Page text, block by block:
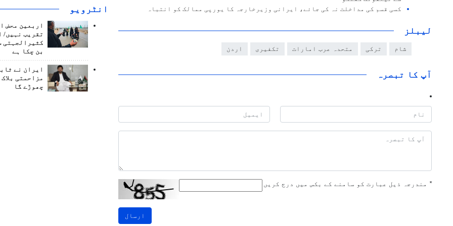
کسی قسم کی مداخلت نہ کی جائے، ایرانی وزیرخارجہ کا یورپی ممالک کو انتباہ
لیبلز
شام ترکی متحدہ عرب امارات تکفیری اردن
آپ کا تبصرہ
* مندرجہ ذیل عبارت کو سامنے کے بکس میں درج کریں
ارسال
انٹرويو
اربعین محض
تقریب نہیں/
کثیرالجہتی
بن چکا ہے
ایران نے
مزاحمتی
چھوڑے گا